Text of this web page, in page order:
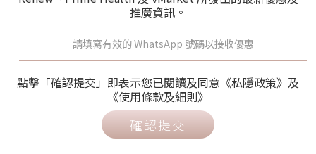
推廣資訊。
點擊「確認提交」即表示您已閱讀及同意《私隱政策》及
《使用條款及細則》
確認提交